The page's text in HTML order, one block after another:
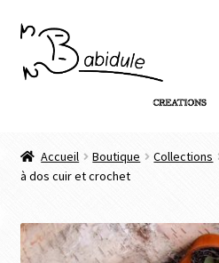
Boutique
Personnalisation de produit
Accueil Boutique Collections
à dos cuir et crochet